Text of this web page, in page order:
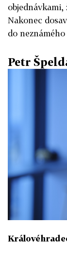
Nakonec
do
Petr